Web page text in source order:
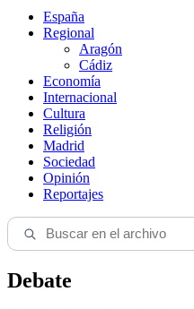
España
Regional
Aragón
Cádiz
Economía
Internacional
Cultura
Religión
Madrid
Sociedad
Opinión
Reportajes
Debate